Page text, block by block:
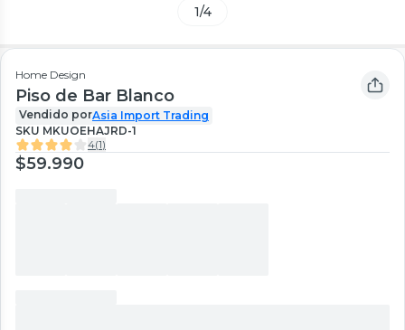
1/4
Home Design
Piso de Bar Blanco
Vendido porAsia Import Trading
SKU MKUOEHAJRD-1
4(1)
$59.990